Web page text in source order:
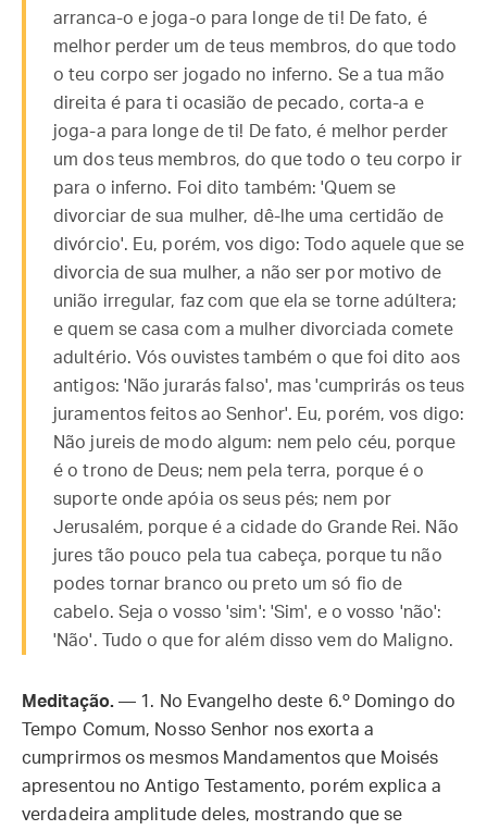
arranca-o e joga-o para longe de ti! De fato, é
melhor perder um de teus membros, do que todo
o teu corpo ser jogado no inferno. Se a tua mão
direita é para ti ocasião de pecado, corta-a e
joga-a para longe de ti! De fato, é melhor perder
um dos teus membros, do que todo o teu corpo ir
para o inferno. Foi dito também: 'Quem se
divorciar de sua mulher, dê-lhe uma certidão de
divórcio'. Eu, porém, vos digo: Todo aquele que se
divorcia de sua mulher, a não ser por motivo de
união irregular, faz com que ela se torne adúltera;
e quem se casa com a mulher divorciada comete
adultério. Vós ouvistes também o que foi dito aos
antigos: 'Não jurarás falso', mas 'cumprirás os teus
juramentos feitos ao Senhor'. Eu, porém, vos digo:
Não jureis de modo algum: nem pelo céu, porque
é o trono de Deus; nem pela terra, porque é o
suporte onde apóia os seus pés; nem por
Jerusalém, porque é a cidade do Grande Rei. Não
jures tão pouco pela tua cabeça, porque tu não
podes tornar branco ou preto um só fio de
cabelo. Seja o vosso 'sim': 'Sim', e o vosso 'não':
'Não'. Tudo o que for além disso vem do Maligno.
Meditação. — 1. No Evangelho deste 6.º Domingo do
Tempo Comum, Nosso Senhor nos exorta a
cumprirmos os mesmos Mandamentos que Moisés
apresentou no Antigo Testamento, porém explica a
verdadeira amplitude deles, mostrando que se